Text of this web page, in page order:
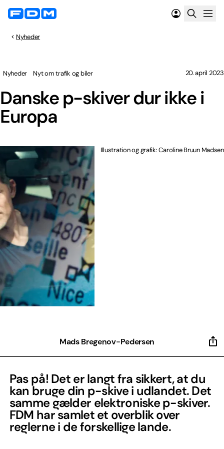
Nyheder
Danske p-skiver dur ikke i
Europa
Nyheder Nyt om trafik og biler 20. april 2023
Illustration og grafik: Caroline Bruun Madsen
Mads Bregenov-Pedersen
Pas på! Det er langt fra sikkert, at du
kan bruge din p-skive i udlandet. Det
samme gælder elektroniske p-skiver.
FDM har samlet et overblik over
reglerne i de forskellige lande.